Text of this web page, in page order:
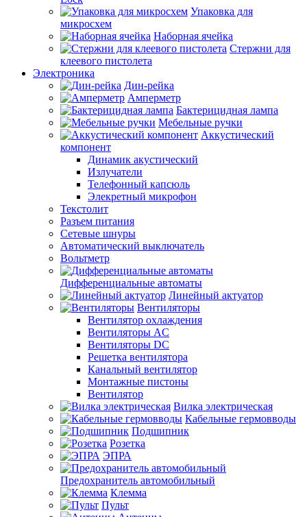
Упаковка для
микросхем
Наборная ячейка
Стержни для
клеевого пистолета
Электроника
Дин-рейка
Амперметр
Бактерицидная лампа
Мебельные ручки
Аккустический
компонент
Динамик акустический
Излучатели
Телефонный капсюль
Элекретный микрофон
Текстолит
Разъем питания
Сетевые шнуры
Автоматический выключатель
Вольтметр
Дифференциальные автоматы
Линейный актуатор
Вентиляторы
Вентилятор охлаждения
Вентиляторы AC
Вентиляторы DC
Решетка вентилятора
Канальный вентилятор
Монтажные пистоны
Вентилятор
Вилка электрическая
Кабельные гермовводы
Подшипник
Розетка
ЭПРА
Предохранитель автомобильный
Клемма
Пульт